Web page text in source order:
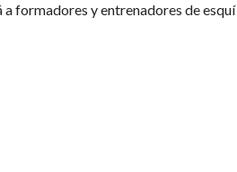
formadores y entrenadores de